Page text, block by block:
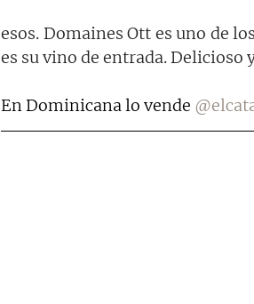
esos. Domaines Ott es uno de
es su vino de entrada. Delicioso
En Dominicana lo vende